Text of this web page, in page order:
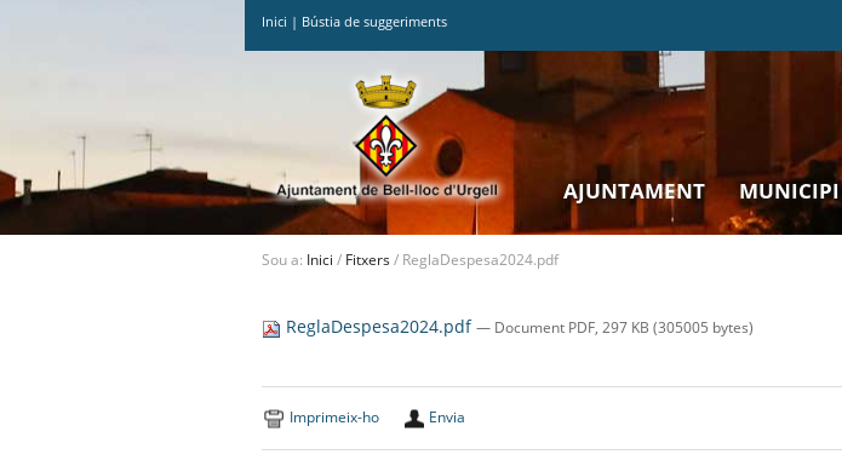
Inici | Bústia de suggeriments
AJUNTAMENT MUNICIPI
Sou a: Inici / Fitxers/ ReglaDespesa2024.pdf
ReglaDespesa2024.pdf— Document PDF, 297 KB (305005 bytes)
Imprimeix-ho Envia